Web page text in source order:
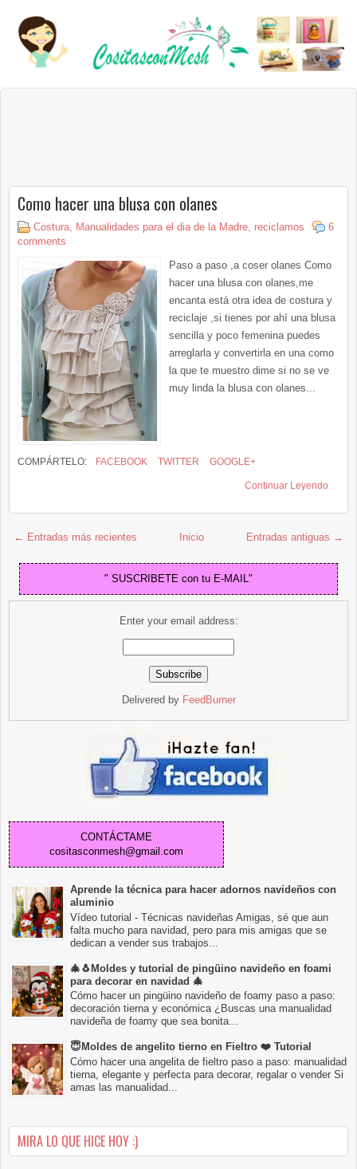
Como hacer una blusa con olanes
Costura Manualidades para el dia de la Madre reciclamos
6
comments
Paso a paso ,a coser olanes Como
hacer una blusa con olanes,me
encanta está otra idea de costura y
reciclaje ,si tienes por ahí una blusa
sencilla y poco femenina puedes
arreglarla y convertirla en una como
la que te muestro dime si no se ve
muy linda la blusa con olanes...
COMPÁRTELO: FACEBOOK TWITTER GOOGLE+
Continuar Leyendo
← Entradas más recientes Entradas antiguas →
Inicio
" SUSCRIBETE con tu E-MAIL"
Enter your email address:
Delivered by FeedBurner
CONTÁCTAME
cositasconmesh@gmail.com
Aprende la técnica para hacer adornos navideños con
aluminio
Vídeo tutorial - Técnicas navideñas Amigas, sé que aun
falta mucho para navidad, pero para mis amigas que se
dedican a vender sus trabajos...
🎄🐧Moldes y tutorial de pingüino navideño en foami
para decorar en navidad 🎄
Cómo hacer un pingüino navideño de foamy paso a paso:
decoración tierna y económica ¿Buscas una manualidad
navideña de foamy que sea bonita...
😇Moldes de angelito tierno en Fieltro ❤️ Tutorial
Cómo hacer una angelita de fieltro paso a paso: manualidad
tierna, elegante y perfecta para decorar, regalar o vender Si
amas las manualidad...
MIRA LO QUE HICE HOY :)